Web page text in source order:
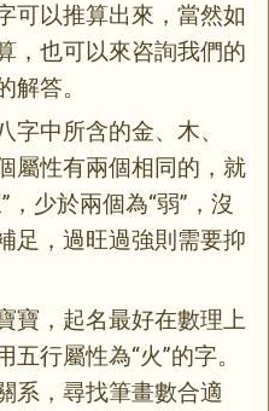
可以推算出來，當然如
，也可以來咨詢我們的
解答。
字中所含的金、木、
屬性有兩個相同的，就
少於兩個為“弱”，沒
足，過旺過強則需要抑
寶，起名最好在數理上
行屬性為“火”的字。
系，尋找筆畫數合適